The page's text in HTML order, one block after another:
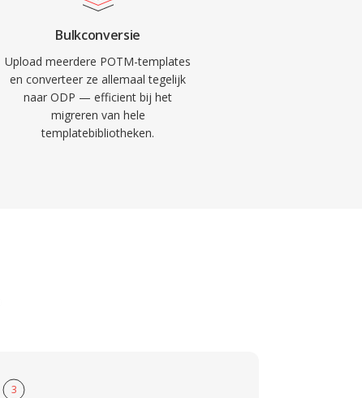
Bulkconversie
Upload meerdere POTM-templates
en converteer ze allemaal tegelijk
naar ODP — efficient bij het
migreren van hele
templatebibliotheken.
3